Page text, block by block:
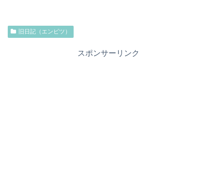
旧日記（エンピツ）
スポンサーリンク